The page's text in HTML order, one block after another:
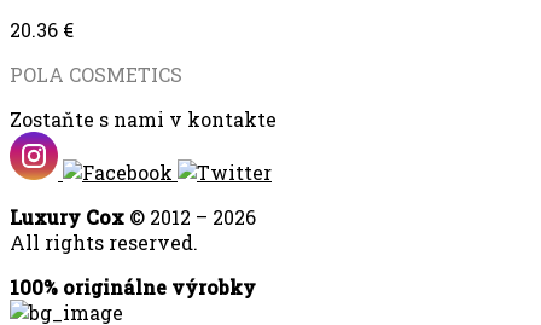
20.36 €
POLA COSMETICS
Zostaňte s nami v kontakte
Luxury Cox © 2012 – 2026
All rights reserved.
100% originálne výrobky